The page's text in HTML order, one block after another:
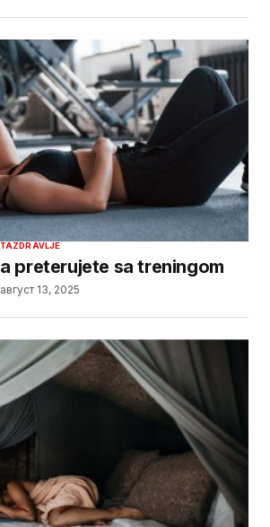
ZDRAVLJE
preterujete sa treningom
август 13, 2025